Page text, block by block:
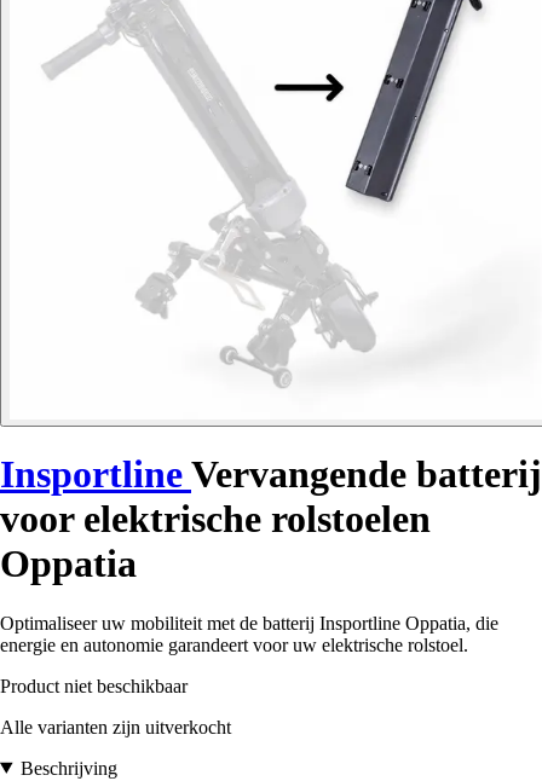
InsportlineVervangende batterij
voor elektrische rolstoelen
Oppatia
Optimaliseer uw mobiliteit met de batterij Insportline Oppatia, die
energie en autonomie garandeert voor uw elektrische rolstoel.
Product niet beschikbaar
Alle varianten zijn uitverkocht
Beschrijving